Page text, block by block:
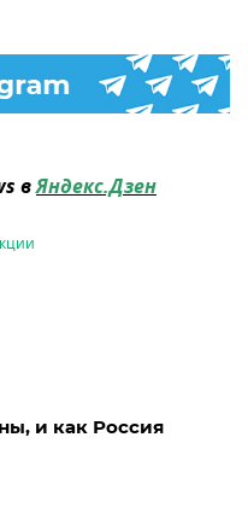
вЯндекс.Дзен
и как Россия